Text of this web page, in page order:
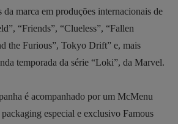
da marca em produções internacionais de
“Friends”, “Clueless”, “Fallen
the Furious”, Tokyo Drift” e, mais
temporada da série “Loki”, da Marvel.
é acompanhado por um McMenu
especial e exclusivo Famous